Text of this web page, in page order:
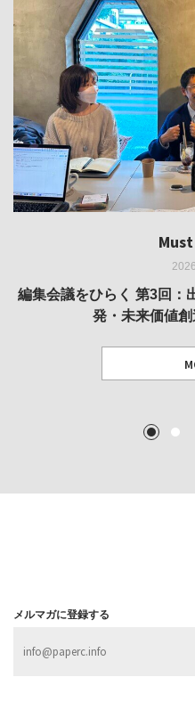
編集会議をひらく 第3回：
発・未来価値
REVIEW｜果たして美術家
作家」となる
REPORT｜
REVIEW｜菊池聡
REVIEW｜生の存在証明
1 2
メルマガに登録する